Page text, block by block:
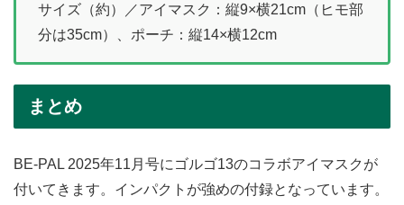
サイズ（約）／アイマスク：縦9×横21cm（ヒモ部
分は35cm）、ポーチ：縦14×横12cm
まとめ
BE-PAL 2025年11月号にゴルゴ13のコラボアイマスクが
付いてきます。インパクトが強めの付録となっています。